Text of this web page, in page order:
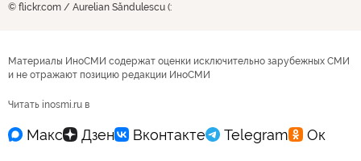
© flickr.com / Aurelian Săndulescu (:
Материалы ИноСМИ содержат оценки исключительно зарубежных СМИ
и не отражают позицию редакции ИноСМИ
Читать inosmi.ru в